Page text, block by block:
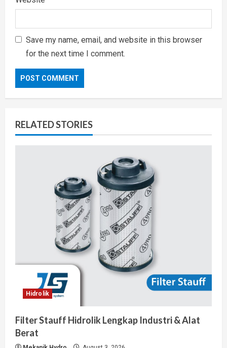
Save my name, email, and website in this browser
for the next time I comment.
RELATED STORIES
Hidrolik
Filter Stauff Hidrolik Lengkap Industri & Alat
Berat